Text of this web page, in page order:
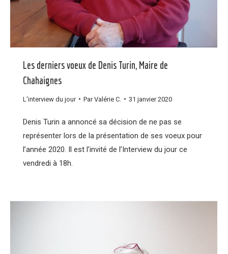
Les derniers voeux de Denis Turin, Maire de
Chahaignes
L'interview du jour ParValérie C. 31 janvier 2020
Denis Turin a annoncé sa décision de ne pas se
représenter lors de la présentation de ses voeux pour
l’année 2020. Il est l’invité de l’Interview du jour ce
vendredi à 18h.